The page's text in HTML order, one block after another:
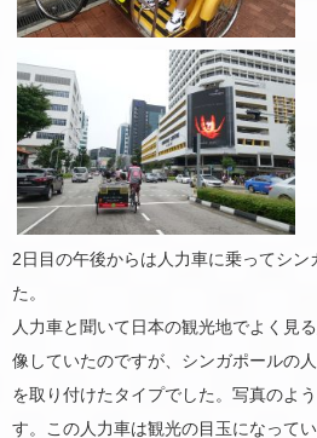
2日目の午後からは人力車に乗ってシン
た。
人力車と聞いて日本の観光地でよく見
像していたのですが、シンガポールの
を取り付けたタイプでした。写真のよ
す。この人力車は観光の目玉になって